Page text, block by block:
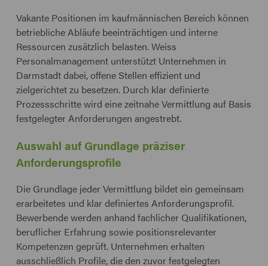
Vakante Positionen im kaufmännischen Bereich können
betriebliche Abläufe beeinträchtigen und interne
Ressourcen zusätzlich belasten. Weiss
Personalmanagement unterstützt Unternehmen in
Darmstadt dabei, offene Stellen effizient und
zielgerichtet zu besetzen. Durch klar definierte
Prozessschritte wird eine zeitnahe Vermittlung auf Basis
festgelegter Anforderungen angestrebt.
Auswahl auf Grundlage präziser
Anforderungsprofile
Die Grundlage jeder Vermittlung bildet ein gemeinsam
erarbeitetes und klar definiertes Anforderungsprofil.
Bewerbende werden anhand fachlicher Qualifikationen,
beruflicher Erfahrung sowie positionsrelevanter
Kompetenzen geprüft. Unternehmen erhalten
ausschließlich Profile, die den zuvor festgelegten